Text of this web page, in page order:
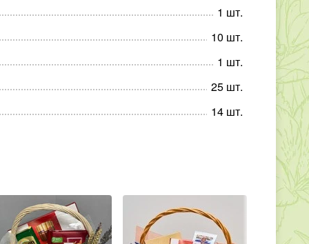
1 шт.
10 шт.
1 шт.
25 шт.
14 шт.